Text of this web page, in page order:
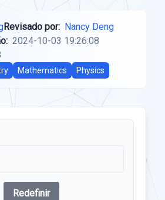
Revisado por: Nancy Deng
2024-10-03 19:26:08
Mathematics Physics
Redefinir